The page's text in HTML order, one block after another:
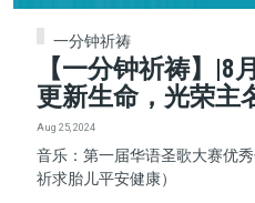
一分钟祈祷
【一分钟祈祷】|8
更新生命，光荣主
Aug 25, 2024
音乐：第一届华语圣歌大赛优
祈求胎儿平安健康）